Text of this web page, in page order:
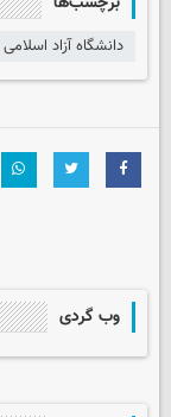
دانشگاه آزاد اسلامی
وب گردی